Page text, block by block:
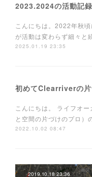
2023.2024の活動記
こんにちは。2022年秋
が活動は変わらず細々
2025.01.19 23:35
こんにちは。 ライフオ
と空間の片づけのプロ）
2022.10.02 08:47
2019.10.18 23:36